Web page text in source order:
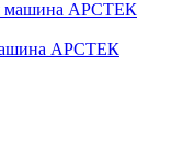
АРСТЕК